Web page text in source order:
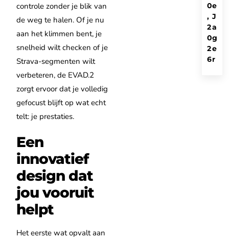
controle zonder je blik van
de weg te halen. Of je nu
aan het klimmen bent, je
snelheid wilt checken of je
Strava-segmenten wilt
verbeteren, de EVAD.2
zorgt ervoor dat je volledig
gefocust blijft op wat echt
telt: je prestaties.
Een
innovatief
design dat
jou vooruit
helpt
Het eerste wat opvalt aan
e
J
a
g
e
r
0
,
2
0
2
6